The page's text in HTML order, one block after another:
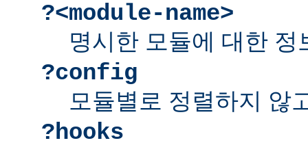
?<module-name>
명시한 모듈에 대한 정
?config
모듈별로 정렬하지 않
?hooks